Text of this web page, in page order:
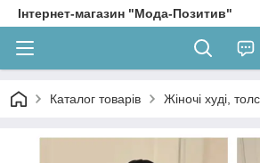
Інтернет-магазин "Мода-Позитив"
Каталог товарів Жіночі худі,